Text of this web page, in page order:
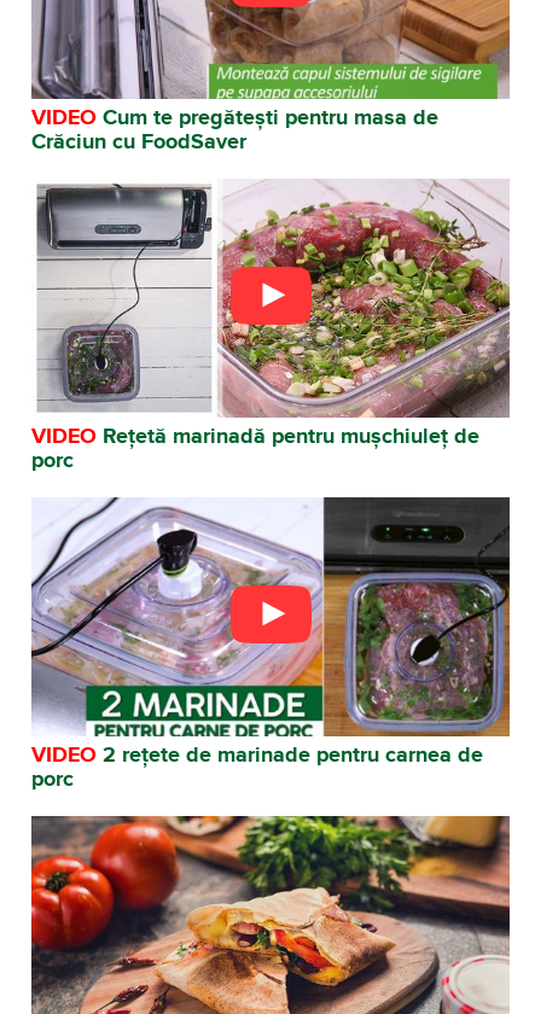
VIDEO Cum te pregătești pentru masa de
Crăciun cu FoodSaver
VIDEO Rețetă marinadă pentru mușchiuleț de
porc
VIDEO 2 rețete de marinade pentru carnea de
porc